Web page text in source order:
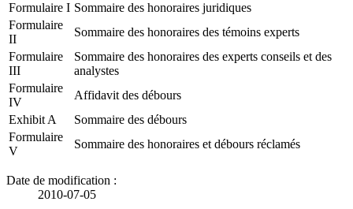
Formulaire I Sommaire des honoraires juridiques
Formulaire
II
Sommaire des honoraires des témoins experts
Formulaire
III
Sommaire des honoraires des experts conseils et des
analystes
Formulaire
IV
Affidavit des débours
Exhibit A
Sommaire des débours
Formulaire
V
Sommaire des honoraires et débours réclamés
Date de modification :
2010-07-05